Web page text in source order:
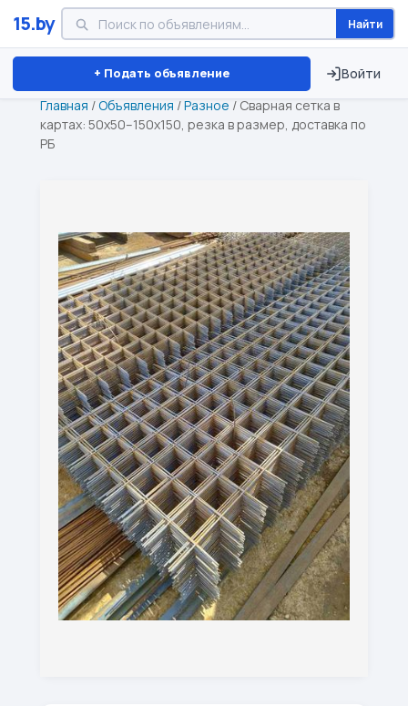
15.by Найти
+ Подать объявление Войти
Минск Витебск Брест ⏱ ТОЛЬКО 15 ДНЕЙ
Главная /Объявления /Разное / Сварная сетка в
картах: 50х50–150х150, резка в размер, доставка по
РБ